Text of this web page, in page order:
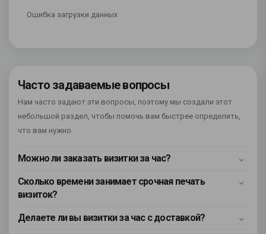
Ошибка загрузки данных
Часто задаваемые вопросы
Нам часто задают эти вопросы, поэтому мы создали этот
небольшой раздел, чтобы помочь вам быстрее определить,
что вам нужно.
Можно ли заказать визитки за час?
Сколько времени занимает срочная печать
визиток?
Делаете ли вы визитки за час с доставкой?